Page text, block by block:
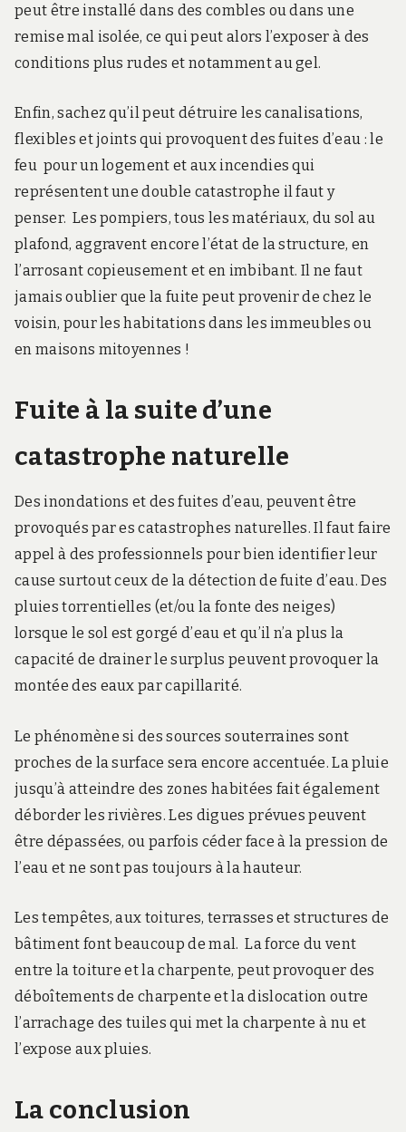
peut être installé dans des combles ou dans une
remise mal isolée, ce qui peut alors l’exposer à des
conditions plus rudes et notamment au gel.
Enfin, sachez qu’il peut détruire les canalisations,
flexibles et joints qui provoquent des fuites d’eau : le
feu pour un logement et aux incendies qui
représentent une double catastrophe il faut y
penser. Les pompiers, tous les matériaux, du sol au
plafond, aggravent encore l’état de la structure, en
l’arrosant copieusement et en imbibant. Il ne faut
jamais oublier que la fuite peut provenir de chez le
voisin, pour les habitations dans les immeubles ou
en maisons mitoyennes !
Fuite à la suite d’une
catastrophe naturelle
Des inondations et des fuites d’eau, peuvent être
provoqués par es catastrophes naturelles. Il faut faire
appel à des professionnels pour bien identifier leur
cause surtout ceux de la détection de fuite d’eau.Des
pluies torrentielles (et/ou la fonte des neiges)
lorsque le sol est gorgé d’eau et qu’il n’a plus la
capacité de drainer le surplus peuvent provoquer la
montée des eaux par capillarité.
Le phénomène si des sources souterraines sont
proches de la surface sera encore accentuée.La pluie
jusqu’à atteindre des zones habitées fait également
déborder les rivières. Les digues prévues peuvent
être dépassées, ou parfois céder face à la pression de
l’eau et ne sont pas toujours à la hauteur.
Les tempêtes, aux toitures, terrasses et structures de
bâtiment font beaucoup de mal.La force du vent
entre la toiture et la charpente, peut provoquer des
déboîtements de charpente et la dislocation outre
l’arrachage des tuiles qui met la charpente à nu et
l’expose aux pluies.
La conclusion